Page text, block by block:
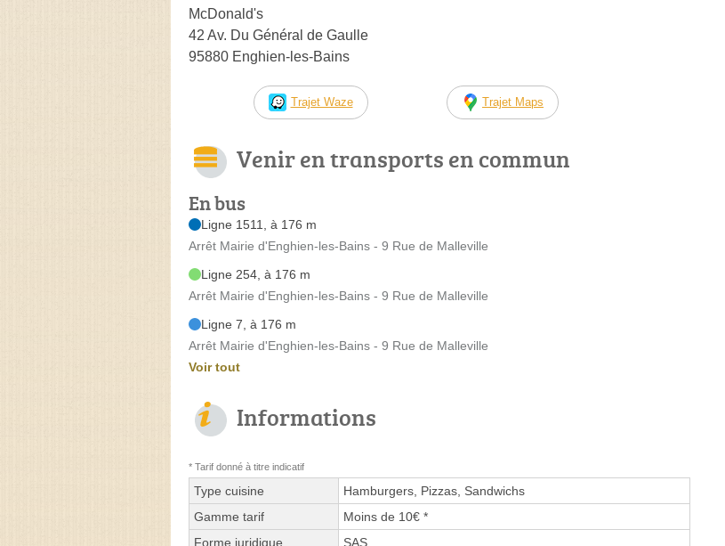
McDonald's
42 Av. Du Général de Gaulle
95880 Enghien-les-Bains
Trajet Waze Trajet Maps
Venir en transports en commun
En bus
Ligne 1511, à 176 m
Arrêt Mairie d'Enghien-les-Bains - 9 Rue de Malleville
Ligne 254, à 176 m
Arrêt Mairie d'Enghien-les-Bains - 9 Rue de Malleville
Ligne 7, à 176 m
Arrêt Mairie d'Enghien-les-Bains - 9 Rue de Malleville
Voir tout
Informations
* Tarif donné à titre indicatif
Type cuisine
Hamburgers, Pizzas, Sandwichs
Gamme tarif
Moins de 10€ *
Forme juridique
SAS